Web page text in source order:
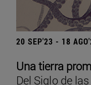
20 SEP'23 - 18
Una tierra
Del Siglo de